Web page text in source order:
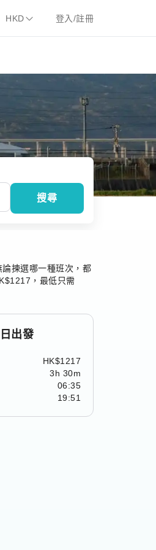
登入/註冊
HKD
搜尋
揀選哪一種班次，都
，最低只需
週一
出發
HK$1217
3h 30m
06:35
19:51